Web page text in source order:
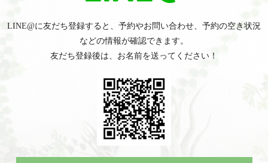
LINE@に友だち登録すると、予約やお問い合わせ、 予約の空き状況
などの情報が確認できます。
友だち登録後は、お名前を送ってください！